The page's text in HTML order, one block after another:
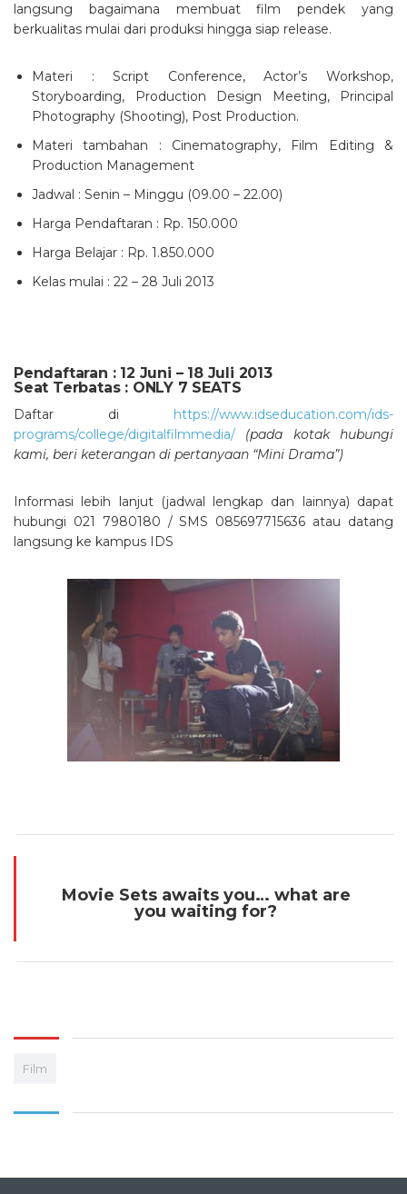
langsung bagaimana membuat film pendek yang
berkualitas mulai dari produksi hingga siap release.
Materi : Script Conference, Actor’s Workshop,
Storyboarding, Production Design Meeting, Principal
Photography (Shooting), Post Production.
Materi tambahan : Cinematography, Film Editing &
Production Management
Jadwal : Senin – Minggu (09.00 – 22.00)
Harga Pendaftaran : Rp. 150.000
Harga Belajar : Rp. 1.850.000
Kelas mulai : 22 – 28 Juli 2013
Pendaftaran : 12 Juni – 18 Juli 2013
Seat Terbatas : ONLY 7 SEATS
Daftar di
https://www.idseducation.com/ids-
programs/college/digitalfilmmedia/
(pada kotak hubungi
kami, beri keterangan di pertanyaan “Mini Drama”)
Informasi lebih lanjut (jadwal lengkap dan lainnya) dapat
hubungi 021 7980180 / SMS 085697715636 atau datang
langsung ke kampus IDS
Movie Sets awaits you… what are
you waiting for?
Film